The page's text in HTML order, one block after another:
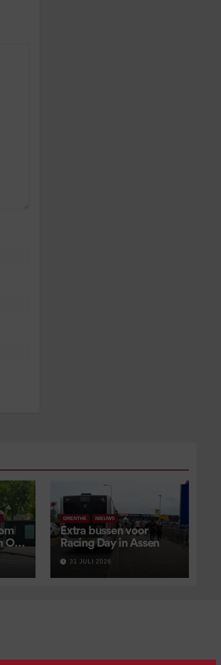
OV
9
DRENTHE NIEUWS
Extra bussen voor
Racing Day in Assen
31 JULI 2026